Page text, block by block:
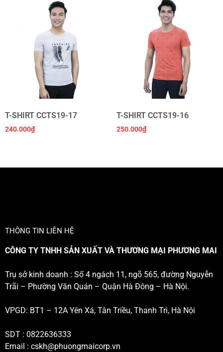
T-SHIRT CCTS19-17
240.000₫
T-SHIRT CCTS19-16
250.000₫
THÔNG TIN LIÊN HỆ
CÔNG TY TNHH SẢN XUẤT VÀ THƯƠNG MẠI PHƯƠNG MAI
Trụ sở kinh doanh : Số 4 ngách 11, ngõ 565, đường Nguyễn
Trãi – Phường Văn Quán – Quận Hà Đông – Hà Nội.
VPGD: BT1 – 12A Yên Xá, Tân Triều, Thanh Trì, Hà Nội
SDT : 0822636333
Email : cskh@phuongmaicorp.vn